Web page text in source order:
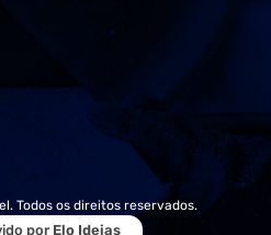
Todos os direitos reservados.
por Elo Ideias